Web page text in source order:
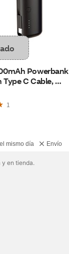
Powerbank
Type C Cable,
1
mismo día
Envío
y en tienda.